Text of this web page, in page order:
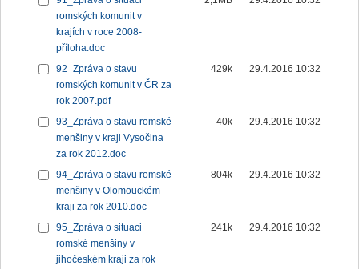
romských komunit v
krajích v roce 2008-
příloha.doc
92_Zpráva o stavu
romských komunit v ČR za
rok 2007.pdf
429k 29.4.2016 10:32
93_Zpráva o stavu romské
menšiny v kraji Vysočina
za rok 2012.doc
40k 29.4.2016 10:32
94_Zpráva o stavu romské
menšiny v Olomouckém
kraji za rok 2010.doc
804k 29.4.2016 10:32
95_Zpráva o situaci
romské menšiny v
jihočeském kraji za rok
241k 29.4.2016 10:32